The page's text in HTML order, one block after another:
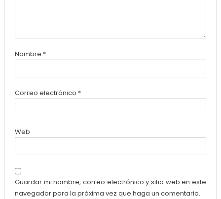
Nombre *
Correo electrónico *
Web
Guardar mi nombre, correo electrónico y sitio web en este
navegador para la próxima vez que haga un comentario.